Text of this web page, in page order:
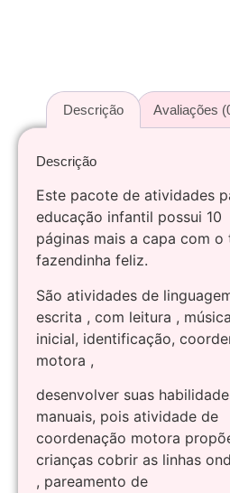
Descrição Avaliações
Descrição
Este pacote de atividades
educação infantil possui 10
páginas mais a capa com o
fazendinha feliz.
São atividades de
escrita , com leitura ,
inicial, identificação,
motora ,
desenvolver suas
manuais, pois atividade de
coordenação motora
crianças cobrir as linhas
, pareamento de